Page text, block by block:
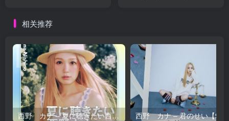
相关推荐
西野 カナ – 夏に聴きたい西野カナ2026【44.1kHz／16bit】日本区